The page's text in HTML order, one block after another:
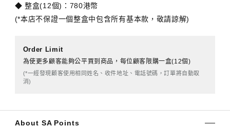
◆ 整盒(12個)：780港幣
(*本店不保證一個整盒中包含所有基本款，敬請諒解)
Order Limit
為使更多顧客能夠公平買到商品，每位顧客限購一盒(12個)
(*一經發現顧客使用相同姓名、收件地址、電話號碼，訂單將自動取
消)
About SA Points